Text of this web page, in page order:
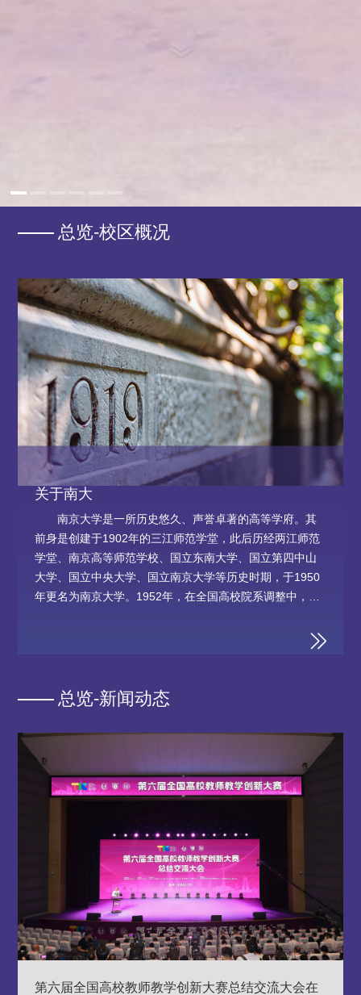
总览-校区概况
关于南大
南京大学是一所历史悠久、声誉卓著的高等学府。其
前身是创建于1902年的三江师范学堂，此后历经两江师范
学堂、南京高等师范学校、国立东南大学、国立第四中山
大学、国立中央大学、国立南京大学等历史时期，于1950
年更名为南京大学。1952年，在全国高校院系调整中，南
8年的金陵大学文、理学院等合并，仍名南京大学。校址从
总览-新闻动态
第六届全国高校教师教学创新大赛总结交流大会在